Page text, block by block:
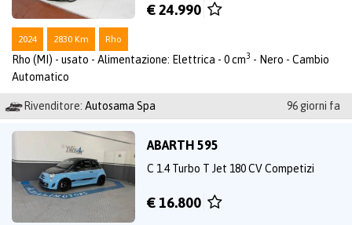
€ 24.990
2024 2830 Km Rho
Rho (MI) - usato - Alimentazione: Elettrica - 0 cm3 - Nero - Cambio
Automatico
Rivenditore: Autosama Spa 96 giorni fa
ABARTH 595
C 1.4 Turbo T Jet 180 CV Competizi
€ 16.800